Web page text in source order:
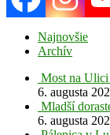
Najnovšie
Archív
Most na Ulici
6. augusta
Mladší
6. augusta